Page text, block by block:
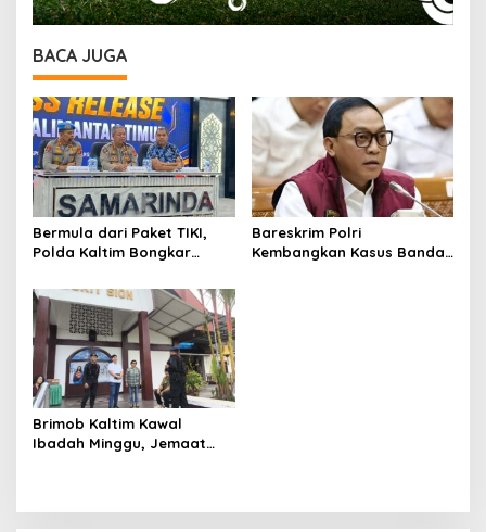
BACA JUGA
Bermula dari Paket TIKI,
Polda Kaltim Bongkar
Libatkan Kasat Resnarkoba
Kukar
Bareskrim Polri
Kembangkan Kasus Bandar
Brimob Kaltim Kawal
Ibadah Minggu, Jemaat